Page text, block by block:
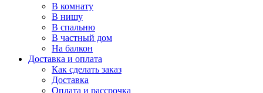
В комнату
В нишу
В спальню
В частный дом
На балкон
Доставка и оплата
Как сделать заказ
Доставка
Оплата и рассрочка